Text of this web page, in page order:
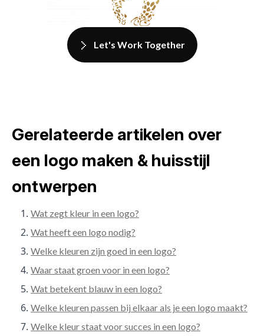
Let's Work Together
Gerelateerde artikelen over
een logo maken & huisstijl
ontwerpen
Wat zegt kleur in een logo?
Wat heeft een logo nodig?
Welke kleuren zijn goed in een logo?
Waar staat groen voor in een logo?
Wat betekent blauw in een logo?
Welke kleuren passen bij elkaar als je een logo maakt?
Welke kleur staat voor succes in een logo?